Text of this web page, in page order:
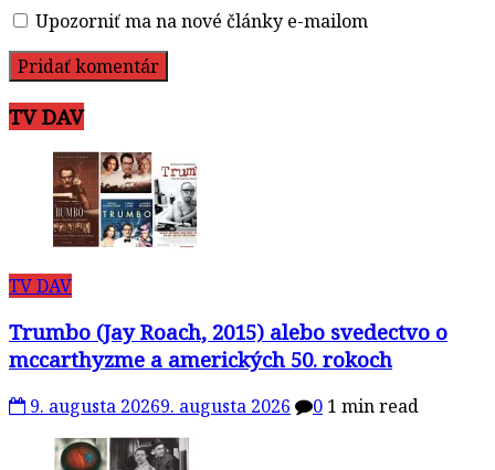
Upozorniť ma na nové články e-mailom
TV DAV
TV DAV
Trumbo (Jay Roach, 2015) alebo svedectvo o
mccarthyzme a amerických 50. rokoch
9. augusta 20269. augusta 2026 0 1 min read